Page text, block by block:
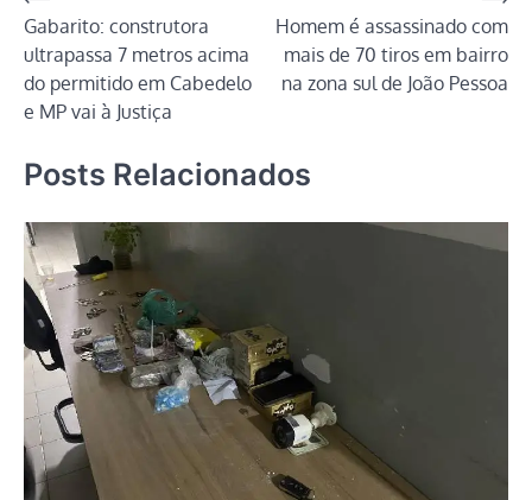
de
Post
Gabarito: construtora
ultrapassa 7 metros acima
do permitido em Cabedelo
e MP vai à Justiça
Homem é assassinado com
mais de 70 tiros em bairro
na zona sul de João Pessoa
Posts Relacionados